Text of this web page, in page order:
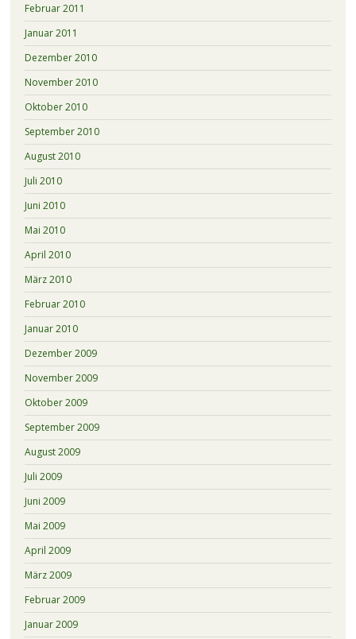
Februar 2011
Januar 2011
Dezember 2010
November 2010
Oktober 2010
September 2010
August 2010
Juli 2010
Juni 2010
Mai 2010
April 2010
März 2010
Februar 2010
Januar 2010
Dezember 2009
November 2009
Oktober 2009
September 2009
August 2009
Juli 2009
Juni 2009
Mai 2009
April 2009
März 2009
Februar 2009
Januar 2009